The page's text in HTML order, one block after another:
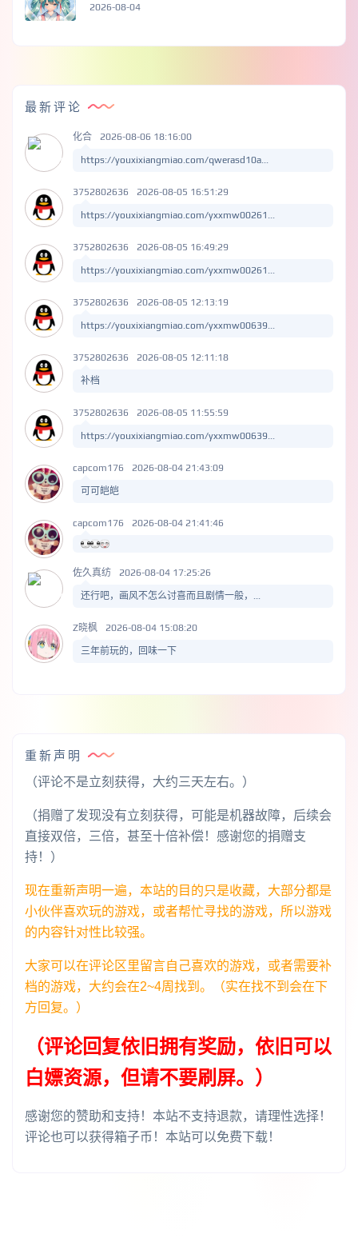
2026-08-04
最新评论
化合 2026-08-06 18:16:00
https://youxixiangmiao.com/qwerasd10a...
3752802636 2026-08-05 16:51:29
https://youxixiangmiao.com/yxxmw00261...
3752802636 2026-08-05 16:49:29
https://youxixiangmiao.com/yxxmw00261...
3752802636 2026-08-05 12:13:19
https://youxixiangmiao.com/yxxmw00639...
3752802636 2026-08-05 12:11:18
补档
3752802636 2026-08-05 11:55:59
https://youxixiangmiao.com/yxxmw00639...
capcom176 2026-08-04 21:43:09
可可皑皑
capcom176 2026-08-04 21:41:46
佐久真纺 2026-08-04 17:25:26
还行吧，画风不怎么讨喜而且剧情一般，...
Z晓枫 2026-08-04 15:08:20
三年前玩的，回味一下
重新声明
（评论不是立刻获得，大约三天左右。）
（捐赠了发现没有立刻获得，可能是机器故障，后续会
直接双倍，三倍，甚至十倍补偿！感谢您的捐赠支
持！）
现在重新声明一遍，本站的目的只是收藏，大部分都是
小伙伴喜欢玩的游戏，或者帮忙寻找的游戏，所以游戏
的内容针对性比较强。
大家可以在评论区里留言自己喜欢的游戏，或者需要补
档的游戏，大约会在2~4周找到。（实在找不到会在下
方回复。）
（评论回复依旧拥有奖励，依旧可以
白嫖资源，但请不要刷屏。）
感谢您的赞助和支持！本站不支持退款，请理性选择！
评论也可以获得箱子币！本站可以免费下载！